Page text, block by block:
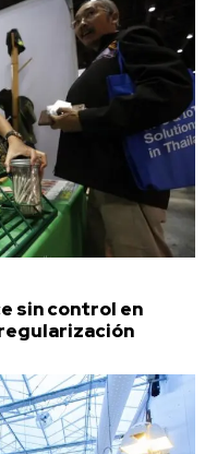
sin control en